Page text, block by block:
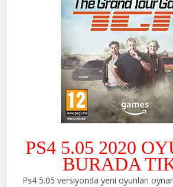
PS4 5.05 2020
BURADA
Ps4 5.05 versiyonda yeni oyunları